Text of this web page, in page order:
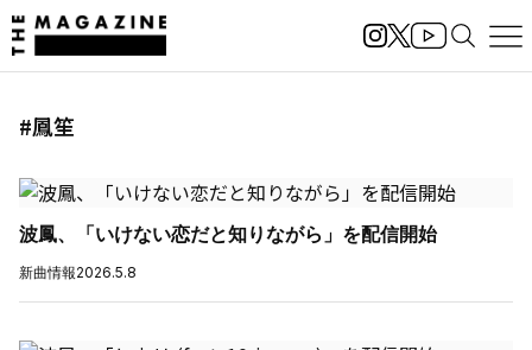
#鳳笙
波鳳、「いけない恋だと知りながら」を配信開始
新曲情報2026.5.8